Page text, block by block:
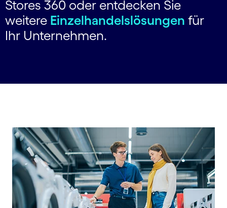
Stores 360 oder entdecken Sie
weitere Einzelhandelslösungen für
Ihr Unternehmen.